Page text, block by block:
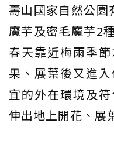
壽山國家自然公園
魔芋及密毛魔芋2
春天靠近梅雨季
果、展葉後又進
宜的外在環境及
伸出地上開花、展